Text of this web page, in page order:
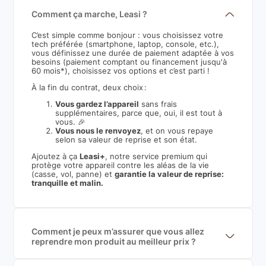
Comment ça marche, Leasi ?
C’est simple comme bonjour : vous choisissez votre
tech préférée (smartphone, laptop, console, etc.),
vous définissez une durée de paiement adaptée à vos
besoins (paiement comptant ou financement jusqu'à
60 mois*), choisissez vos options et c’est parti !
À la fin du contrat, deux choix :
Vous gardez l’appareil sans frais
supplémentaires, parce que, oui, il est tout à
vous. 🎉
Vous nous le renvoyez, et on vous repaye
selon sa valeur de reprise et son état.
Ajoutez à ça Leasi+, notre service premium qui
protège votre appareil contre les aléas de la vie
(casse, vol, panne) etgarantie la valeur de reprise:
tranquille et malin.
Comment je peux m’assurer que vous allez
reprendre mon produit au meilleur prix ?